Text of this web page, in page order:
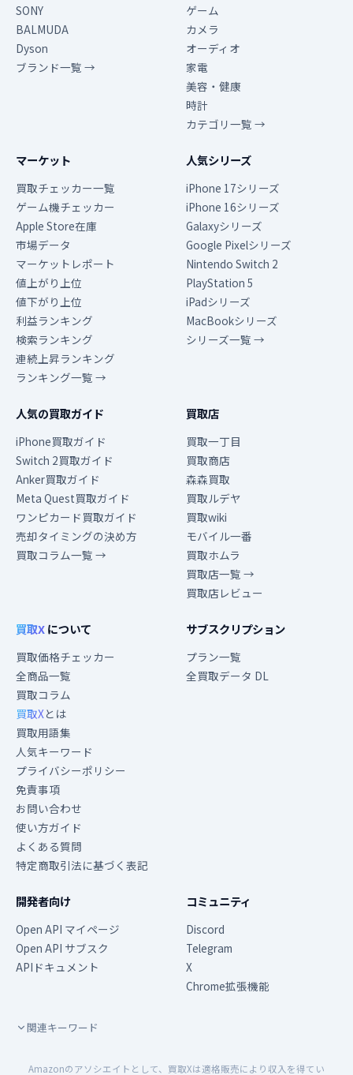
SONY
BALMUDA
Dyson
ブランド一覧 →
ゲーム
カメラ
オーディオ
家電
美容・健康
時計
カテゴリ一覧 →
マーケット
買取チェッカー一覧
ゲーム機チェッカー
Apple Store在庫
市場データ
マーケットレポート
値上がり上位
値下がり上位
利益ランキング
検索ランキング
連続上昇ランキング
ランキング一覧 →
人気シリーズ
iPhone 17シリーズ
iPhone 16シリーズ
Galaxyシリーズ
Google Pixelシリーズ
Nintendo Switch 2
PlayStation 5
iPadシリーズ
MacBookシリーズ
シリーズ一覧 →
人気の買取ガイド
iPhone買取ガイド
Switch 2買取ガイド
Anker買取ガイド
Meta Quest買取ガイド
ワンピカード買取ガイド
売却タイミングの決め方
買取コラム一覧 →
買取店
買取一丁目
買取商店
森森買取
買取ルデヤ
買取wiki
モバイル一番
買取ホムラ
買取店一覧 →
買取店レビュー
買取Xについて
買取価格チェッカー
全商品一覧
買取コラム
買取Xとは
買取用語集
人気キーワード
プライバシーポリシー
免責事項
お問い合わせ
使い方ガイド
よくある質問
特定商取引法に基づく表記
サブスクリプション
プラン一覧
全買取データ DL
開発者向け
Open API マイページ
Open API サブスク
APIドキュメント
コミュニティ
Discord
Telegram
X
Chrome拡張機能
関連キーワード
Amazonのアソシエイトとして、買取Xは適格販売により収入を得てい